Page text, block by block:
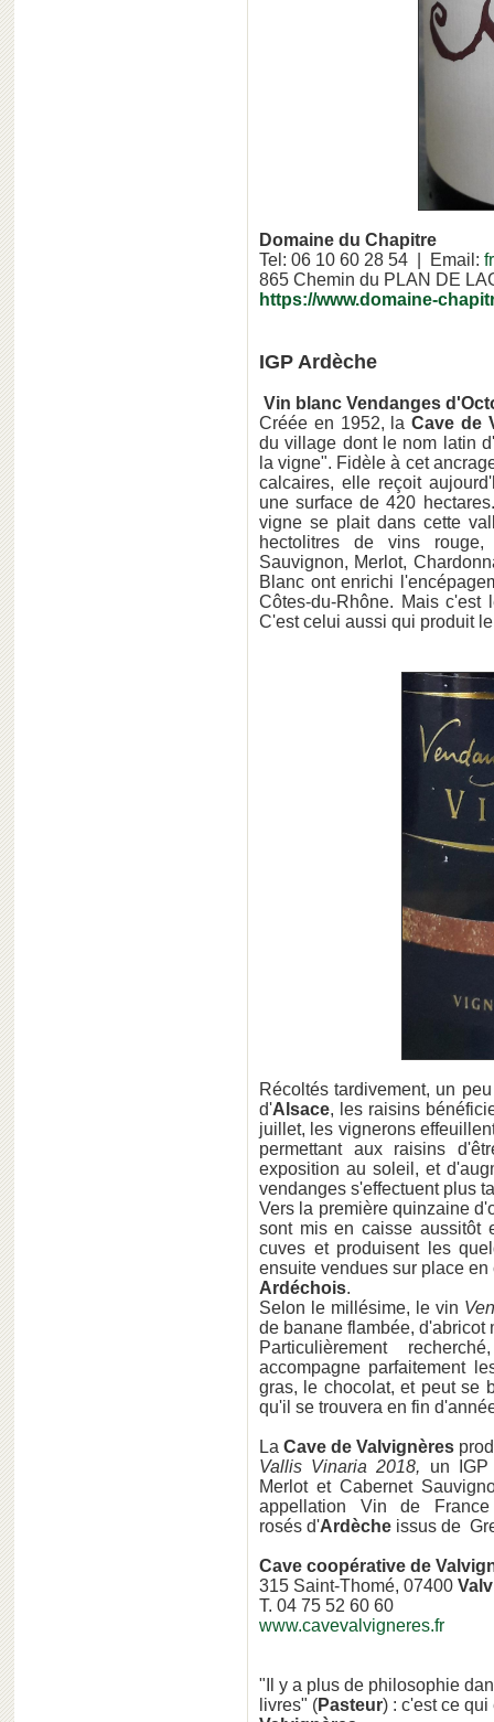
Domaine du Chapitre
Tel: 06 10 60 28 54 | Email:
865 Chemin du PLAN DE
https://www.domaine-
IGP Ardèche
Vin blanc Vendanges
Créée en 1952, la Cave de
du village dont le nom latin
la vigne". Fidèle à cet
calcaires, elle reçoit
une surface de 420
vigne se plait dans cette
hectolitres de vins
Sauvignon, Merlot,
Blanc ont enrichi
Côtes-du-Rhône. Mais
C'est celui aussi qui produit
Récoltés tardivement, un
d'Alsace, les raisins
juillet, les vignerons
permettant aux raisins
exposition au soleil, et
vendanges s'effectuent plus
Vers la première quinzaine
sont mis en caisse
cuves et produisent les
ensuite vendues sur place
Ardéchois.
Selon le millésime, le vin
de banane flambée, d'abricot
Particulièrement
accompagne parfaitement
gras, le chocolat, et peut se
qu'il se trouvera en fin
LaCave de Valvignères
Vallis Vinaria 2018, un IGP
Merlot et Cabernet
appellation Vin de
rosés d'Ardèche issus de
Cave coopérative de
315 Saint-Thomé, 07400
T. 04 75 52 60 60
www.cavevalvigneres.fr
"Il y a plus de philosophie
livres" (Pasteur) : c'est ce